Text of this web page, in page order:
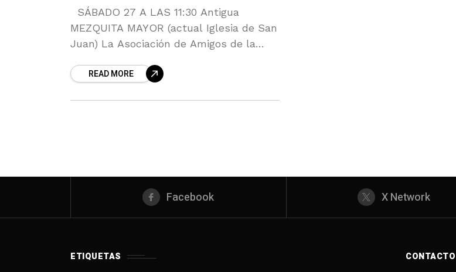
SÁBADO 27 A LAS 11:30 Antigua
MEZQUITA MAYOR (actual Iglesia de San
Juan) La Asociación de Amigos de la
Sociedad de Estudios Almerienses
READ MORE
Facebook X Network
ETIQUETAS
CONTACTO